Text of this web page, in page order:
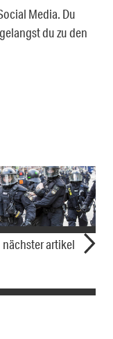
Media. Du
du zu den
nächster artikel